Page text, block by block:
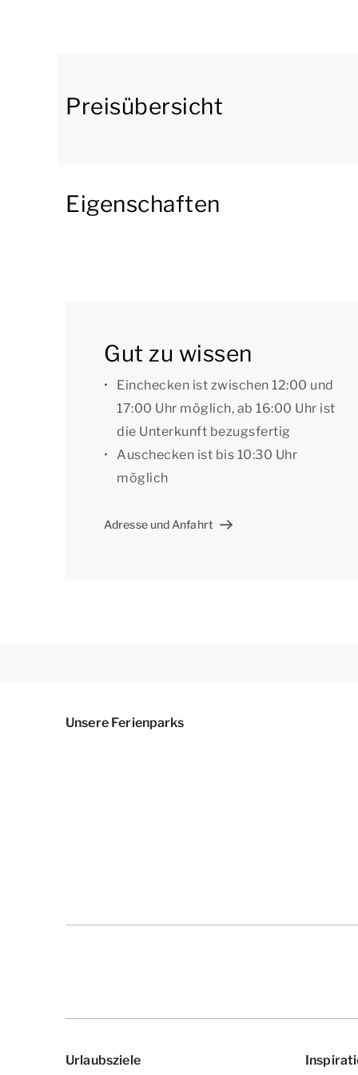
einem Waschbecken. Es gibt auch eine
Waschmaschine oder einen Whirlpool.
als Präferenz angeben? Dann setzen Sie
in Verbindung. Für die bevorzugte Buchung
[i]Die Unterkünfte können anders eingeteilt
dienen als Beispiele.[/i]
Preisübersicht
Eigenschaften
Gut zu wissen
Einchecken ist zwischen 12:00 und
17:00 Uhr möglich, ab 16:00 Uhr ist
die Unterkunft bezugsfertig
Auschecken ist bis 10:30 Uhr
möglich
Adresse und Anfahrt
Unsere Ferienparks
Urlaubsziele